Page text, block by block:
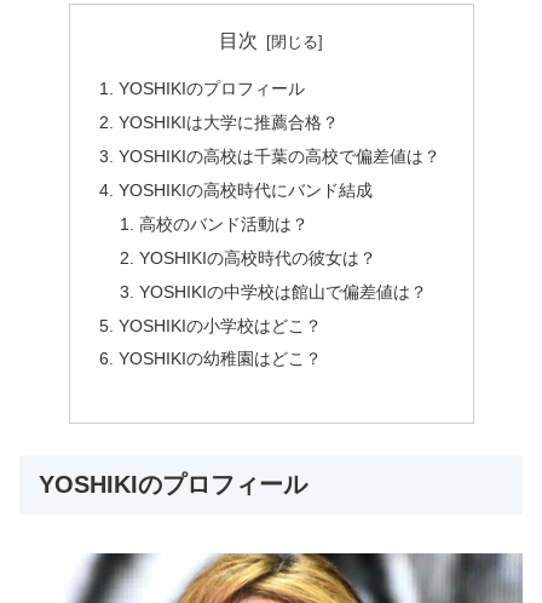
目次
YOSHIKIのプロフィール
YOSHIKIは大学に推薦合格？
YOSHIKIの高校は千葉の高校で偏差値は？
YOSHIKIの高校時代にバンド結成
高校のバンド活動は？
YOSHIKIの高校時代の彼女は？
YOSHIKIの中学校は館山で偏差値は？
YOSHIKIの小学校はどこ？
YOSHIKIの幼稚園はどこ？
YOSHIKIのプロフィール